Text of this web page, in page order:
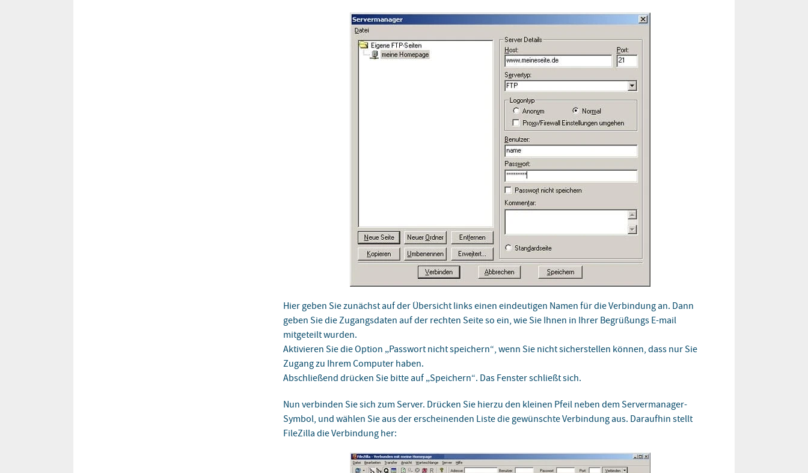
Hier geben Sie zunächst auf der Übersicht links einen eindeutigen Namen für die Verbindung an. Dann
geben Sie die Zugangsdaten auf der rechten Seite so ein, wie Sie Ihnen in Ihrer Begrüßungs E-mail
mitgeteilt wurden.
Aktivieren Sie die Option „Passwort nicht speichern“, wenn Sie nicht sicherstellen können, dass nur Sie
Zugang zu Ihrem Computer haben.
Abschließend drücken Sie bitte auf „Speichern“. Das Fenster schließt sich.
Nun verbinden Sie sich zum Server. Drücken Sie hierzu den kleinen Pfeil neben dem Servermanager-
Symbol, und wählen Sie aus der erscheinenden Liste die gewünschte Verbindung aus. Daraufhin stellt
FileZilla die Verbindung her: